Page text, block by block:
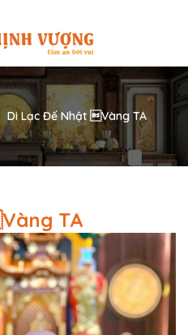
Di Lạc Đế Nhật Vàng TA
TA